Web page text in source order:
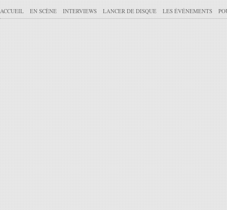
ACCUEIL EN SCÈNE INTERVIEWS LANCER DE DISQUE LES ÉVÉNEMENTS